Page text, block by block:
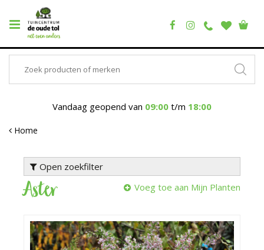
Vandaag geopend van 09:00 t/m 18:00
Home
Open zoekfilter
Aster Voeg toe aan Mijn Planten